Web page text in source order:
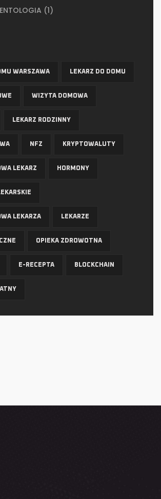
(1)
WARSZAWA LEKARZ DO DOMU
WIZYTA DOMOWA
LEKARZ RODZINNY
NFZ KRYPTOWALUTY
LEKARZ HORMONY
LEKARZA LEKARZE
OPIEKA ZDROWOTNA
E-RECEPTA BLOCKCHAIN